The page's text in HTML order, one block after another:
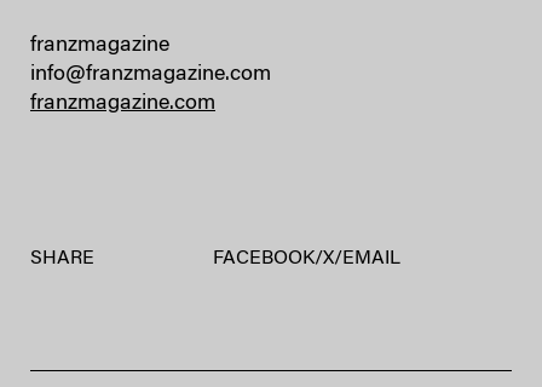
franzmagazine
info@franzmagazine.com
franzmagazine.com
SHARE FACEBOOK/X/ EMAIL